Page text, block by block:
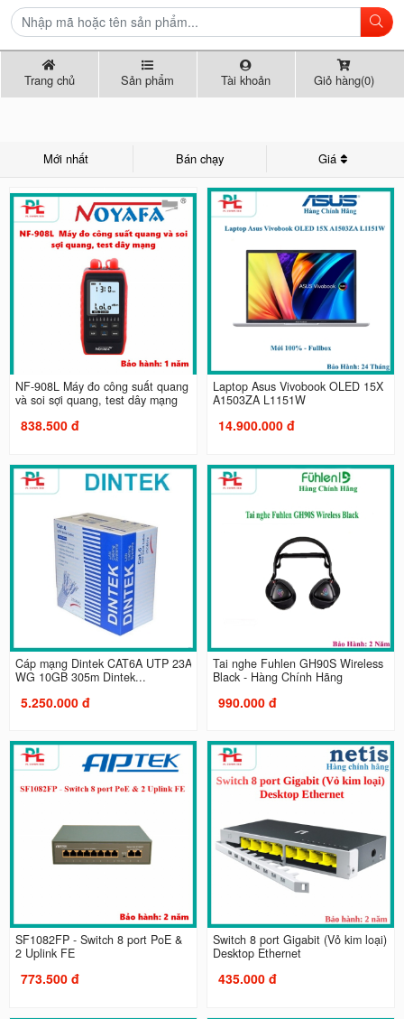
Trang chủ Sản phẩm Tài khoản Giỏ hàng(0)
Mới nhất Bán chạy Giá
NF-908L Máy đo công suất quang
và soi sợi quang, test dây mạng
838.500 đ
Laptop Asus Vivobook OLED 15X
A1503ZA L1151W
14.900.000 đ
Cáp mạng Dintek CAT6A UTP 23A
WG 10GB 305m Dintek...
5.250.000 đ
Tai nghe Fuhlen GH90S Wireless
Black - Hàng Chính Hãng
990.000 đ
SF1082FP - Switch 8 port PoE &
2 Uplink FE
773.500 đ
Switch 8 port Gigabit (Vỏ kim loại)
Desktop Ethernet
435.000 đ